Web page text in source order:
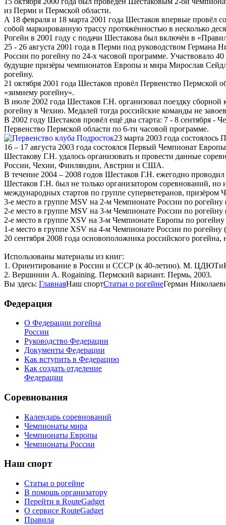
из Перми и Пермской области.
А 18 февраля и 18 марта 2001 года Шестаков впервые провёл
собой маркированную трассу протяжённостью в несколько
Рогейн в 2001 году с подачи Шестакова был включён в
25 - 26 августа 2001 года в Перми под руководством
России по рогейну по 24-х часовой программе. Участвовало
будущие призёры чемпионатов Европы и мира Мирослав
рогейну.
21 октября 2001 года Шестаков провёл Первенство Пермской
«зимнему рогейну».
В июле 2002 года Шестаков Г.Н. организовал поездку
рогейну в Чехию. Медалей тогда российские команды не
В 2002 году Шестаков провёл ещё два старта: 7 - 8 сентября -
Первенство Пермской области по 6-ти часовой программе.
23 марта 2003 года
16 – 17 августа 2003 года состоялся Первый Чемпионат
Шестакову Г.Н. удалось организовать и провести данные
России, Чехии, Финляндии, Австрии и США.
В течение 2004 – 2008 годов Шестаков Г.Н. ежегодно
Шестаков Г.Н. был не только организатором соревнований,
международных стартов по группе суперветеранов,
3-е место в группе MSV на 2-м Чемпионате России по
2-е место в группе MSV на 3-м Чемпионате России по
2-е место в группе XSV на 3-м Чемпионате Европы по рогейну
1-е место в группе XSV на 4-м Чемпионате России по рогейну
20 сентября 2008 года основоположника российского рогейна,
Использованы материалы из книг:
1. Ориентирование в России и СССР (к 40-летию). М.
2. Вершинин А. Rogaining. Пермский вариант. Пермь, 2003.
Вы здесь: ГлавнаяНаш спортСтатьи о рогейнеГерман
Федерация
О Федерации рогейна
России
Руководство Федерации
Документы Федерации
Как вступить в Федерацию
Как создать отделение
Федерации
Соревнования
Календарь соревнований
Чемпионаты мира
Чемпионаты Европы
Чемпионаты России
Наш спорт
Статьи о рогейне
В помощь организатору
Перейти в RouteGadget
О сервисе RouteGadget
Правила